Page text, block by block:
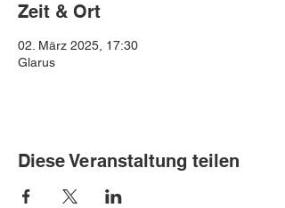
Zeit & Ort
02. März 2025, 17:30
Glarus
Diese Veranstaltung teilen